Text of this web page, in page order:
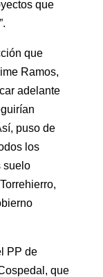
que
que
Ramos,
adelante
puso de
los
suelo
PP de
que